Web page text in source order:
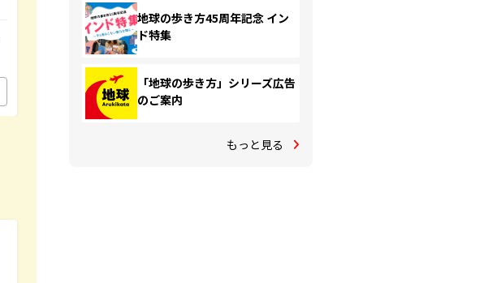
地球の歩き方45周年記念 イン
ド特集
「地球の歩き方」シリーズ広告
のご案内
もっと見る